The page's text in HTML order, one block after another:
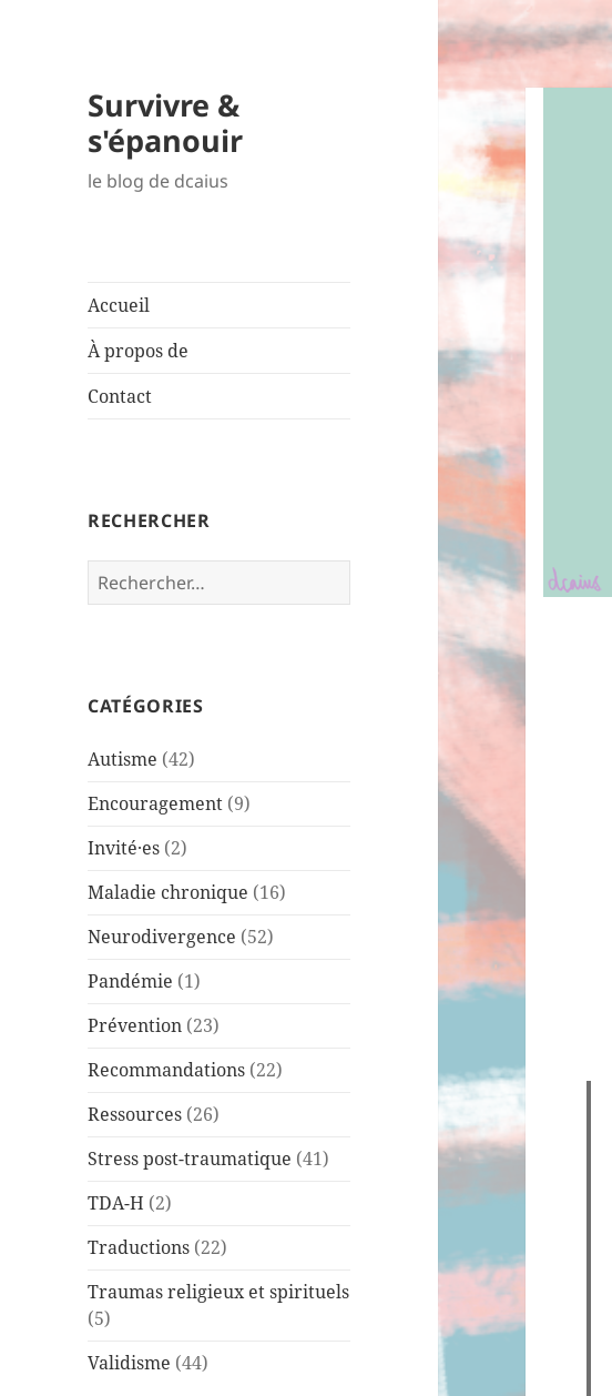
Survivre &
s'épanouir
le blog de dcaius
Accueil
À propos de
Contact
RECHERCHER
R
e
r
h
r
CATÉGORIES
Autisme (42)
Encouragement (9)
Invité·es (2)
Maladie chronique (16)
Neurodivergence (52)
Pandémie (1)
Prévention (23)
Recommandations (22)
Ressources (26)
Stress post-traumatique (41)
TDA-H (2)
Traductions (22)
Traumas religieux et spirituels
(5)
Validisme (44)